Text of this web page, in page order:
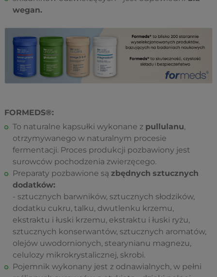
wegan.
FORMEDS®:
To naturalne kapsułki wykonane z pullulanu,
otrzymywanego w naturalnym procesie
fermentacji. Proces produkcji pozbawiony jest
surowców pochodzenia zwierzęcego.
Preparaty pozbawione są zbędnych sztucznych
dodatków:
- sztucznych barwników, sztucznych słodzików,
dodatku cukru, talku, dwutlenku krzemu,
ekstraktu i łuski krzemu, ekstraktu i łuski ryżu,
sztucznych konserwantów, sztucznych aromatów,
olejów uwodornionych, stearynianu magnezu,
celulozy mikrokrystalicznej, skrobi.
Pojemnik wykonany jest z odnawialnych, w pełni